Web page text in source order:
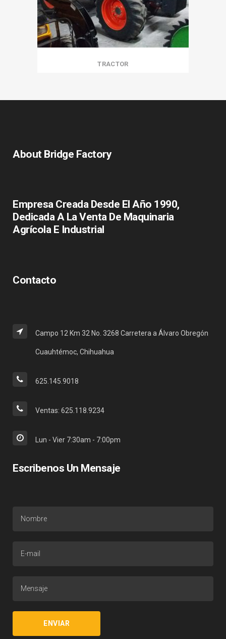
TRACTOR
About Bridge Factory
Empresa Creada Desde El Año 1990,
Dedicada A La Venta De Maquinaria
Agrícola E Industrial
Contacto
Campo 12 Km 32 No. 3268 Carretera a Álvaro Obregón
Cuauhtémoc, Chihuahua
625.145.9018
Ventas: 625.118.9234
Lun - Vier 7:30am - 7:00pm
Escribenos Un Mensaje